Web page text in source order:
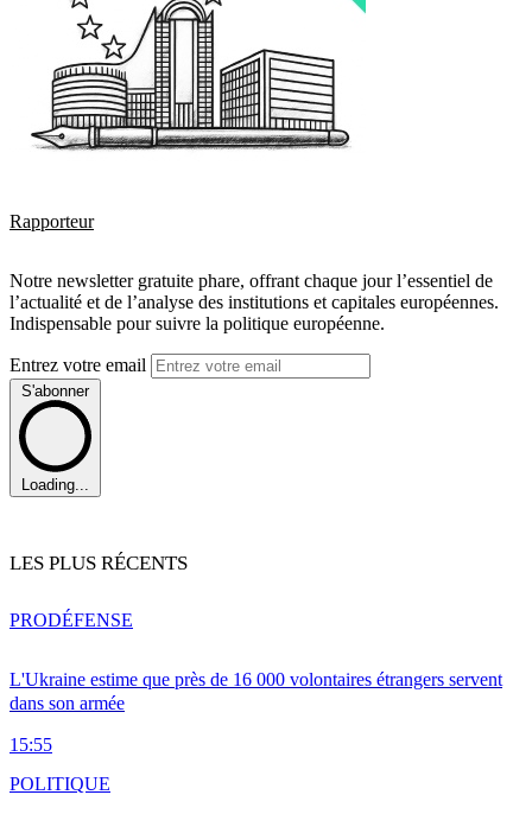
Rapporteur
Notre newsletter gratuite phare, offrant chaque jour l’essentiel de
l’actualité et de l’analyse des institutions et capitales européennes.
Indispensable pour suivre la politique européenne.
Entrez votre email
S'abonner
Loading...
LES PLUS RÉCENTS
L'Ukraine estime que près de 16 000 volontaires étrangers servent
dans son armée
15:55
PRODÉFENSE
POLITIQUE